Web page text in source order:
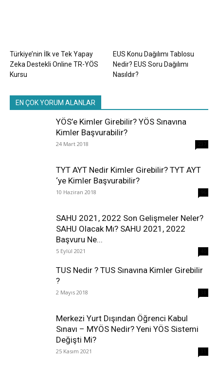
Türkiye’nin İlk ve Tek Yapay
Zeka Destekli Online TR-YÖS
Kursu
EUS Konu Dağılımı Tablosu
Nedir? EUS Soru Dağılımı
Nasıldır?
EN ÇOK YORUM ALANLAR
YÖS’e Kimler Girebilir? YÖS Sınavına
Kimler Başvurabilir?
24 Mart 2018
TYT AYT Nedir Kimler Girebilir? TYT AYT
‘ye Kimler Başvurabilir?
10 Haziran 2018
SAHU 2021, 2022 Son Gelişmeler Neler?
SAHU Olacak Mı? SAHU 2021, 2022
Başvuru Ne...
5 Eylül 2021
TUS Nedir ? TUS Sınavına Kimler Girebilir
?
2 Mayıs 2018
Merkezi Yurt Dışından Öğrenci Kabul
Sınavı – MYÖS Nedir? Yeni YÖS Sistemi
Değişti Mi?
25 Kasım 2021